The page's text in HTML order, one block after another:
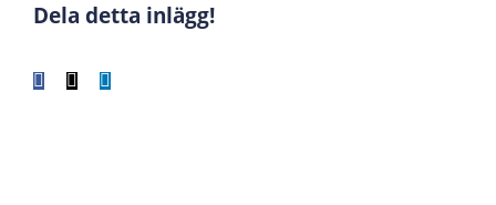
Dela detta inlägg!
Facebook